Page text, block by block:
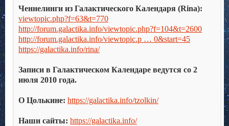
Ченнелинги из Галактического Календаря (Rina):
viewtopic.php?f=63&t=770
http://forum.galactika.info/viewtopic.php?f=104&t=2600
http://forum.galactika.info/viewtopic.p … 0&start=45
https://galactika.info/rina/
Записи в Галактическом Календаре ведутся со 2
июля 2010 года.
О Цолькине: https://galactika.info/tzolkin/
Наши сайты: https://galactika.info/